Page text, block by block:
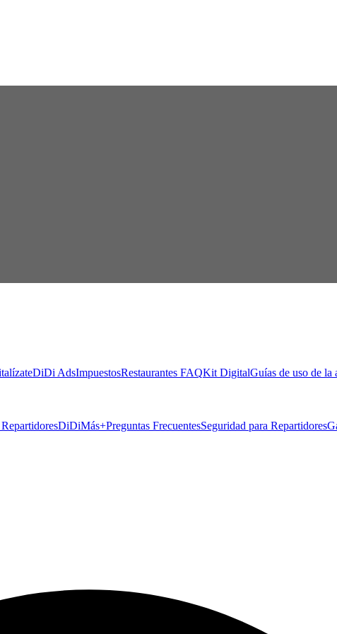
DiDi AdsImpuestosRestaurantes FAQKit DigitalGuías de uso de la
DiDiMás+Preguntas FrecuentesSeguridad para Repartidores